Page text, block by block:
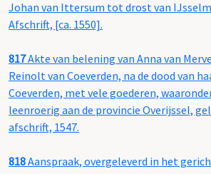
Johan van Ittersum tot drost van
Afschrift, [ca. 1550].
817Akte van belening van Anna van
Reinolt van Coeverden, na de dood van
Coeverden, met vele goederen,
leenroerig aan de provincie Overijssel,
afschrift, 1547.
818Aanspraak, overgeleverd in het